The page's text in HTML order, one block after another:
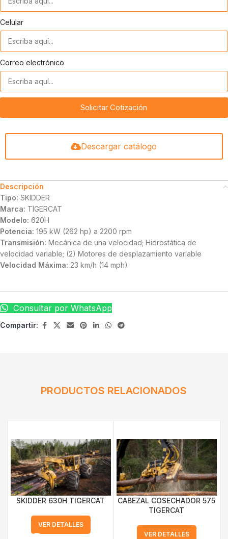
Celular
Correo electrónico
Solicitar Cotización
Descargar catálogo
Descripción
Tipo: SKIDDER
Marca: TIGERCAT
Modelo: 620H
Potencia: 195 kW (262 hp) a 2200 rpm
Transmisión: Mecánica de una velocidad; Hidrostática de
velocidad variable; (2) Motores de desplazamiento variable
Velocidad Máxima: 23 km/h (14 mph)
Consultar por WhatsApp
Compartir:
PRODUCTOS RELACIONADOS
SKIDDER 630H TIGERCAT
VER DETALLES
CABEZAL COSECHADOR 575
TIGERCAT
VER DETALLES